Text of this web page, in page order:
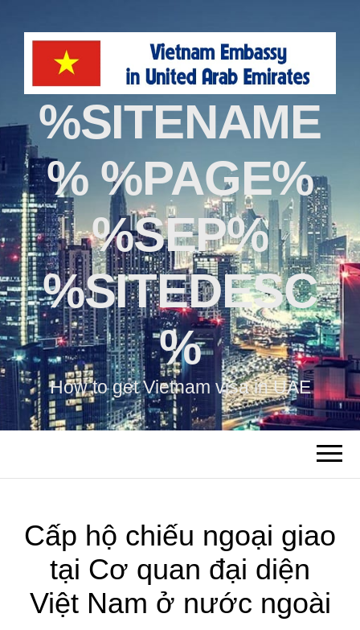
%SITENAME
% %PAGE%
%SEP%
%SITEDESC
%
How to get Vietnam visa in UAE
Cấp hộ chiếu ngoại giao
tại Cơ quan đại diện
Việt Nam ở nước ngoài